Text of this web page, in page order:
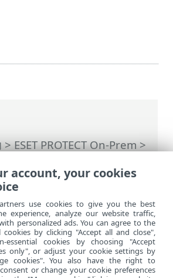
>ESET PROTECT On-Prem>
Prem 主菜单 >检测> ESET
account, your cookies
use cookies to give you the best
experience, analyze our website traffic,
personalized ads. You can agree to the
by clicking "Accept all and close",
essential cookies by choosing "Accept
only", or adjust your cookie settings by
cookies". You also have the right to
or change your cookie preferences